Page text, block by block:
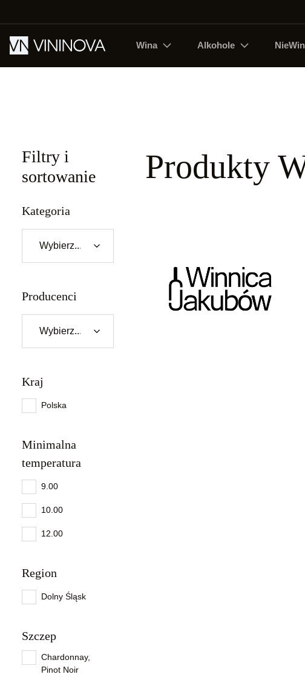
Wina Alkohole
Filtry i
sortowanie
Kategoria
Producenci
Kraj
Polska
Minimalna
temperatura
9.00
10.00
12.00
Region
Dolny Śląsk
Szczep
Chardonnay,
Pinot Noir
Produkty